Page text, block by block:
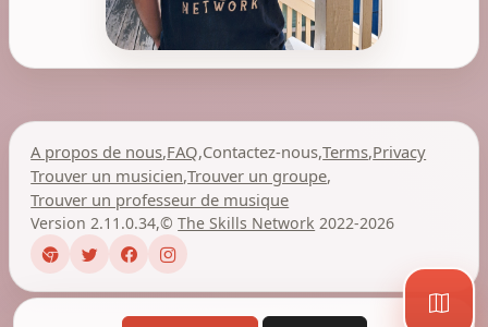
A propos de nous,FAQ,Contactez-nous,Terms,Privacy
Trouver un musicien,Trouver un groupe,
Trouver un professeur de musique
Version 2.11.0.34,©The Skills Network 2022-2026